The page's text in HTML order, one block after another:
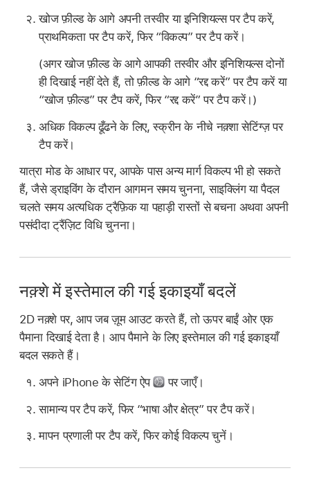
खोज फ़ील्ड के आगे अपनी तस्वीर या इनिशियल्स पर टैप करें,
प्राथमिकता पर टैप करें, फिर “विकल्प” पर टैप करें।
(अगर खोज फ़ील्ड के आगे आपकी तस्वीर और इनिशियल्स दोनों
ही दिखाई नहीं देते हैं, तो फ़ील्ड के आगे “रद्द करें” पर टैप करें या
“खोज फ़ील्ड” पर टैप करें, फिर “रद्द करें” पर टैप करें।)
अधिक विकल्प ढूँढने के लिए, स्क्रीन के नीचे नक़्शा सेटिंग्ज़ पर
टैप करें।
यात्रा मोड के आधार पर, आपके पास अन्य मार्ग विकल्प भी हो सकते
हैं, जैसे ड्राइविंग के दौरान आगमन समय चुनना, साइक्लिंग या पैदल
चलते समय अत्यधिक ट्रैफ़िक या पहाड़ी रास्तों से बचना अथवा अपनी
पसंदीदा ट्रैंज़िट विधि चुनना।
नक़्शे में इस्तेमाल की गई इकाइयाँ बदलें
2D नक़्शे पर, आप जब ज़ूम आउट करते हैं, तो ऊपर बाईं ओर एक
पैमाना दिखाई देता है। आप पैमाने के लिए इस्तेमाल की गई इकाइयाँ
बदल सकते हैं।
अपने iPhone के सेटिंग ऐप
पर जाएँ।
सामान्य पर टैप करें, फिर “भाषा और क्षेत्र” पर टैप करें।
मापन प्रणाली पर टैप करें, फिर कोई विकल्प चुनें।